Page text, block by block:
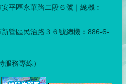
平區永華路二段６號｜總機︰
營區民治路３６號總機：886-6-
務專線）